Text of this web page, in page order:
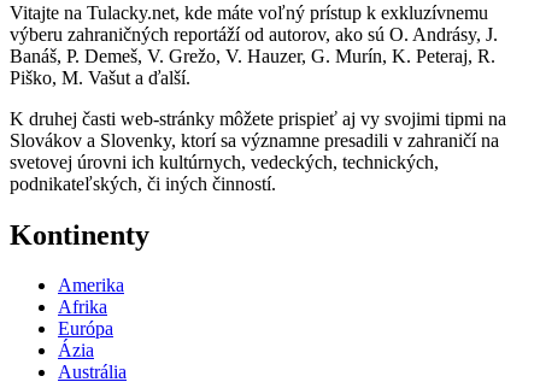
Vitajte na Tulacky.net, kde máte voľný prístup k exkluzívnemu
výberu zahraničných reportáží od autorov, ako sú O. Andrásy, J.
Banáš, P. Demeš, V. Grežo, V. Hauzer, G. Murín, K. Peteraj, R.
Piško, M. Vašut a ďalší.
K druhej časti web-stránky môžete prispieť aj vy svojimi tipmi na
Slovákov a Slovenky, ktorí sa významne presadili v zahraničí na
svetovej úrovni ich kultúrnych, vedeckých, technických,
podnikateľských, či iných činností.
Kontinenty
Amerika
Afrika
Európa
Ázia
Austrália